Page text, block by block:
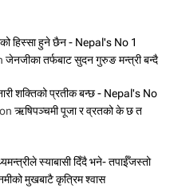
हिस्सा हुने छैन - Nepal's No 1
जेनजीका तर्फबाट सुदन गुरुङ मन्त्री बन्दै
शक्तिको प्रतीक बन्छ - Nepal's No
on ऋषिपञ्चमी पूजा र व्रतको के छ त
स्याबासी दिँदै भने- तपाईँजस्तो
मुखबाटै कृत्रिम श्वास